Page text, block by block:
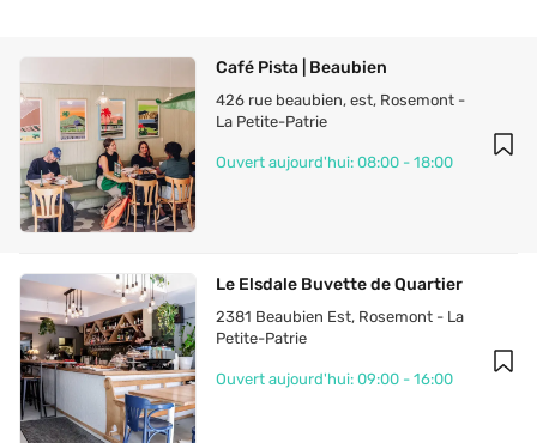
Café Pista | Beaubien
426 rue beaubien, est, Rosemont -
La Petite-Patrie
Ouvert aujourd'hui: 08:00 - 18:00
Le Elsdale Buvette de Quartier
2381 Beaubien Est, Rosemont - La
Petite-Patrie
Ouvert aujourd'hui: 09:00 - 16:00